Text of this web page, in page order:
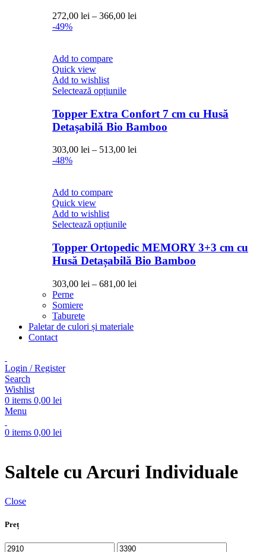
Opțiunile
272,00 lei – 366,00 lei
-49%
Add to compare
Quick view
Add to wishlist
Selectează opțiunileAcest
are
mai
multe
Opțiunile
Topper Extra Confort 7 cm cu Husă
Detașabilă Bio Bamboo
303,00 lei – 513,00 lei
-48%
Add to compare
Quick view
Add to wishlist
Selectează opțiunileAcest
are
mai
multe
Opțiunile
în
Topper Ortopedic MEMORY 3+3 cm cu
Husă Detașabilă Bio Bamboo
303,00 lei – 681,00 lei
Perne
Somiere
Taburete
Paletar de culori și materiale
Contact
Login / Register
Search
Wishlist
0 items 0,00 lei
Menu
0 items 0,00 lei
Saltele cu Arcuri Individuale
Close
Preț
Preț Preț